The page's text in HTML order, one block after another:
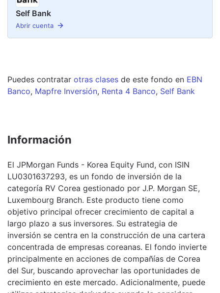
Self Bank
Abrir cuenta
Puedes contratar otras clases de este fondo en EBN
Banco, Mapfre Inversión, Renta 4 Banco, Self Bank
Información
El JPMorgan Funds - Korea Equity Fund, con ISIN
LU0301637293, es un fondo de inversión de la
categoría RV Corea gestionado por J.P. Morgan SE,
Luxembourg Branch. Este producto tiene como
objetivo principal ofrecer crecimiento de capital a
largo plazo a sus inversores. Su estrategia de
inversión se centra en la construcción de una cartera
concentrada de empresas coreanas. El fondo invierte
principalmente en acciones de compañías de Corea
del Sur, buscando aprovechar las oportunidades de
crecimiento en este mercado. Adicionalmente, puede